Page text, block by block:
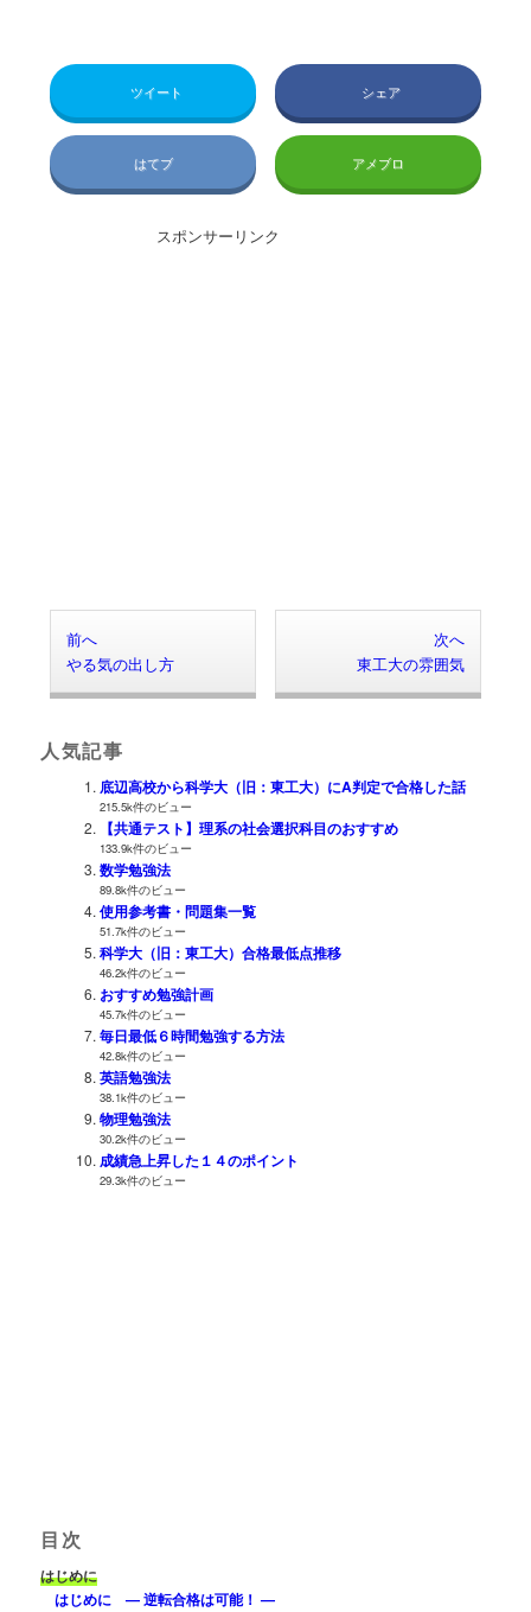
ツイート シェア
はてブ アメブロ
スポンサーリンク
前へ
やる気の出し方
次へ
東工大の雰囲気
人気記事
底辺高校から科学大（旧：東工大）にA判定で合格した話
215.5k件のビュー
【共通テスト】理系の社会選択科目のおすすめ
133.9k件のビュー
数学勉強法
89.8k件のビュー
使用参考書・問題集一覧
51.7k件のビュー
科学大（旧：東工大）合格最低点推移
46.2k件のビュー
おすすめ勉強計画
45.7k件のビュー
毎日最低６時間勉強する方法
42.8k件のビュー
英語勉強法
38.1k件のビュー
物理勉強法
30.2k件のビュー
成績急上昇した１４のポイント
29.3k件のビュー
目次
はじめに
はじめに — 逆転合格は可能！ —